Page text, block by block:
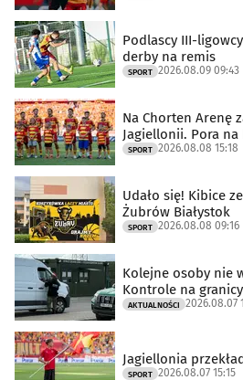
Podlascy III-
derby na remis
SPORT 2026.08.09 09:43
Na Chorten Arenę
Jagiellonii. Pora
SPORT 2026.08.08 15:18
Udało się! Kibice
Żubrów Białystok
SPORT 2026.08.08 09:16
Kolejne osoby nie
Kontrole na
AKTUALNOŚCI 2026.08.07
Jagiellonia
SPORT 2026.08.07 15:15